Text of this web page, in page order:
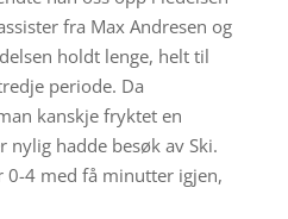
fra Max Andresen og
holdt lenge, helt til
periode. Da
kanskje fryktet en
hadde besøk av Ski.
0-4 med få minutter igjen,